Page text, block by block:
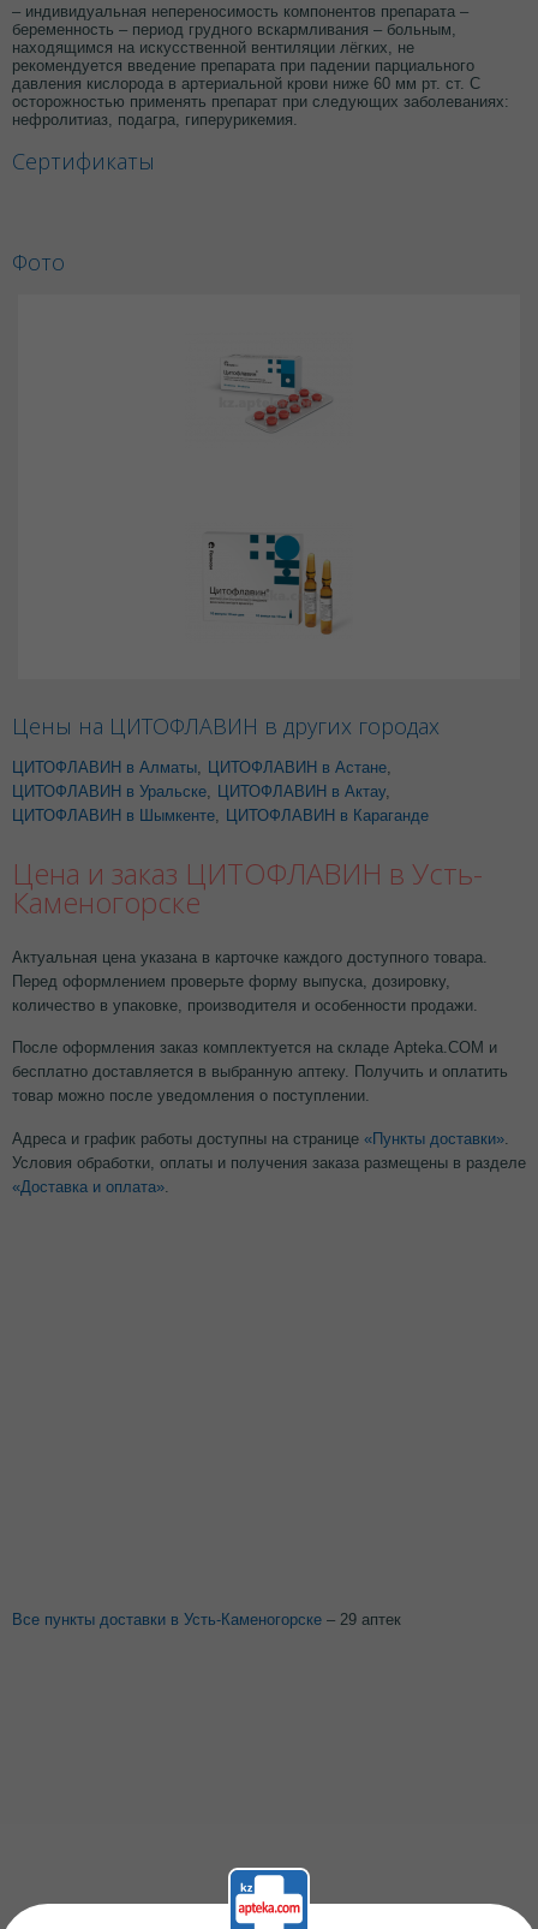
– индивидуальная непереносимость компонентов препарата –
беременность – период грудного вскармливания – больным,
находящимся на искусственной вентиляции лёгких, не
рекомендуется введение препарата при падении парциального
давления кислорода в артериальной крови ниже 60 мм рт. ст. С
осторожностью применять препарат при следующих заболеваниях:
нефролитиаз, подагра, гиперурикемия.
Сертификаты
Фото
Цены на ЦИТОФЛАВИН в других городах
ЦИТОФЛАВИН в Алматы ЦИТОФЛАВИН в Астане
ЦИТОФЛАВИН в Уральске
ЦИТОФЛАВИН в Актау,
ЦИТОФЛАВИН в Шымкенте
ЦИТОФЛАВИН в Караганде
Цена и заказ ЦИТОФЛАВИН в Усть-
Каменогорске
Актуальная цена указана в карточке каждого доступного товара.
Перед оформлением проверьте форму выпуска, дозировку,
количество в упаковке, производителя и особенности продажи.
После оформления заказ комплектуется на складе Apteka.COM и
бесплатно доставляется в выбранную аптеку. Получить и оплатить
товар можно после уведомления о поступлении.
Адреса и график работы доступны на странице «Пункты доставки»
Условия обработки, оплаты и получения заказа размещены в разделе
«Доставка и оплата»
Все пункты доставки в Усть-Каменогорске – 29 аптек